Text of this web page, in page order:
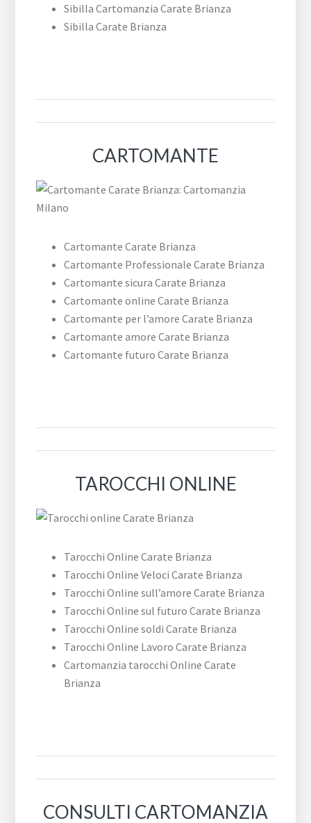
Sibilla Cartomanzia Carate Brianza
Sibilla Carate Brianza
CARTOMANTE
Cartomante Carate Brianza
Cartomante Professionale Carate Brianza
Cartomante sicura Carate Brianza
Cartomante online Carate Brianza
Cartomante per l’amore Carate Brianza
Cartomante amore Carate Brianza
Cartomante futuro Carate Brianza
TAROCCHI ONLINE
Tarocchi Online Carate Brianza
Tarocchi Online Veloci Carate Brianza
Tarocchi Online sull’amore Carate Brianza
Tarocchi Online sul futuro Carate Brianza
Tarocchi Online soldi Carate Brianza
Tarocchi Online Lavoro Carate Brianza
Cartomanzia tarocchi Online Carate
Brianza
CONSULTI CARTOMANZIA